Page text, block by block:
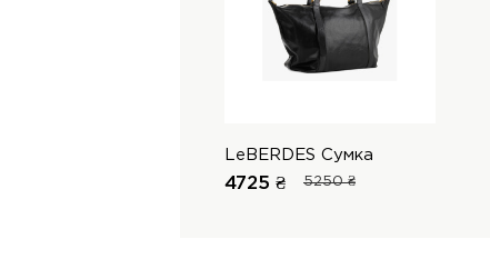
LeBERDES Сумка
4725 ₴ 5250 ₴